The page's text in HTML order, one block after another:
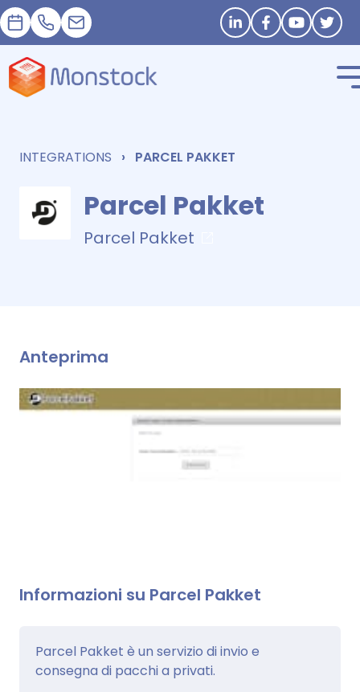
Appuntamento
+33 1 83 62 25 41
contact@monstock.net Stay in touch
INTEGRATIONS PARCEL PAKKET
Parcel Pakket
Parcel Pakket
Anteprima
Informazioni su Parcel Pakket
Parcel Pakket è un servizio di invio e
consegna di pacchi a privati.